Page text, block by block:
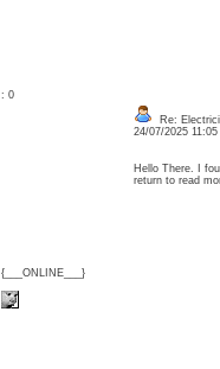
: 0
{___ONLINE___}
Re:
24/07/2025
Hello There. I
return to read